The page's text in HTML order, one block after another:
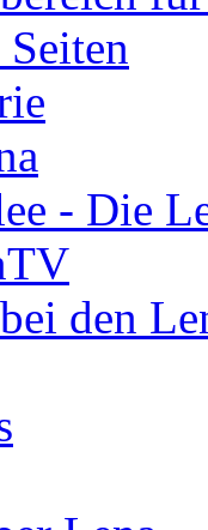
Seiten
- Die
den